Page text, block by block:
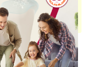
y se indica como
Laboratorios Bernabó
y